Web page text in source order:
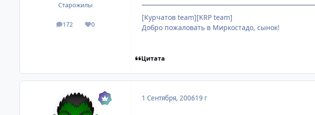
Старожилы
172
посты 0
Репутация
[Курчатов team][KRP team]
Добро пожаловать в Миркостадо, сынок!
Цитата
1 Сентября, 200619 г